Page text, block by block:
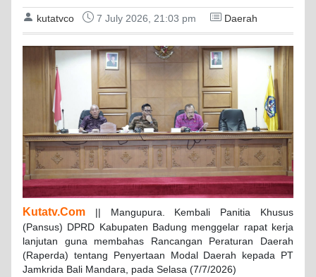
kutatvco 7 July 2026, 21:03 pm Daerah
Kutatv.Com || Mangupura. Kembali Panitia Khusus
(Pansus) DPRD Kabupaten Badung menggelar rapat kerja
lanjutan guna membahas Rancangan Peraturan Daerah
(Raperda) tentang Penyertaan Modal Daerah kepada PT
Jamkrida Bali Mandara, pada Selasa (7/7/2026)